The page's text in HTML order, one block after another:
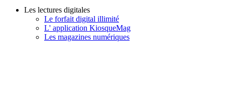
Les lectures digitales
Le forfait digital illimité
L' application KiosqueMag
Les magazines numériques